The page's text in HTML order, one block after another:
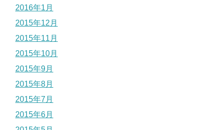
2016年1月
2015年12月
2015年11月
2015年10月
2015年9月
2015年8月
2015年7月
2015年6月